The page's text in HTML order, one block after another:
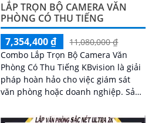
LẮP TRỌN BỘ CAMERA VĂN
PHÒNG CÓ THU TIẾNG
7,354,400 ₫
11,080,000 ₫
Combo Lắp Trọn Bộ Camera Văn
Phòng Có Thu Tiếng KBvision là giải
pháp hoàn hảo cho việc giám sát
văn phòng hoặc doanh nghiệp. Sản
thu tiếng cùng...